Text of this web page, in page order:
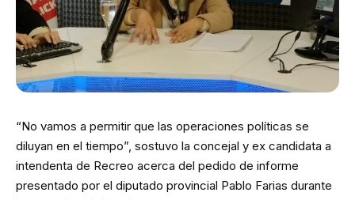
“No vamos a permitir que las operaciones políticas se
diluyan en el tiempo”, sostuvo la concejal y ex candidata a
intendenta de Recreo acerca del pedido de informe
presentado por el diputado provincial Pablo Farias durante